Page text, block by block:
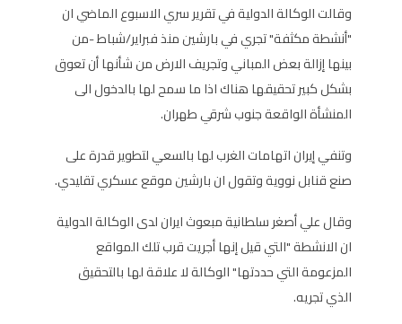
وقالت الوكالة الدولية في تقرير سري الاسبوع الماضي ان
"أنشطة مكثفة" تجري في بارشين منذ فبراير/شباط -من
بينها إزالة بعض المباني وتجريف الارض من شأنها أن تعوق
بشكل كبير تحقيقها هناك اذا ما سمح لها بالدخول الى
المنشأة الواقعة جنوب شرقي طهران.
وتنفي إيران اتهامات الغرب لها بالسعي لتطوير قدرة على
صنع قنابل نووية وتقول ان بارشين موقع عسكري تقليدي.
وقال علي أصغر سلطانية مبعوث ايران لدى الوكالة الدولية
ان الانشطة "التي قيل إنها أجريت قرب تلك المواقع
المزعومة التي حددتها" الوكالة لا علاقة لها بالتحقيق
الذي تجريه.